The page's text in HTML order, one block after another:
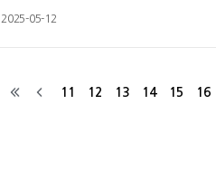
PC ‘깨무 조련사’를 통해 패션 아이템 '용사
2025-05-12
11 12 13 14 15 16